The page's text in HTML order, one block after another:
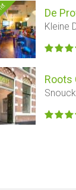
De
Kleine
Roots